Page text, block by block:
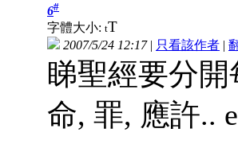
6#
字體大小: tT
2007/5/24 12:17| 只看該作者 |
睇聖經要分
命, 罪, 應許..